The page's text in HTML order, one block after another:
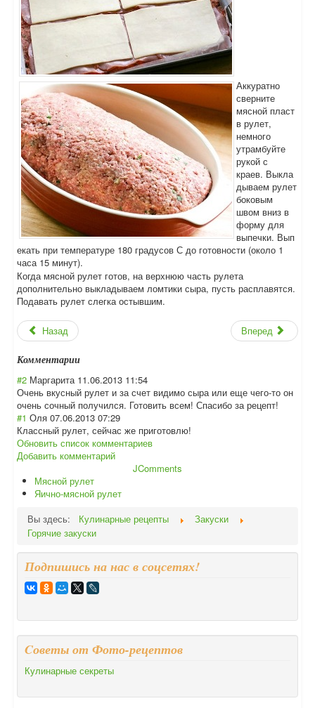
Аккуратно
сверните
мясной пласт
в рулет,
немного
утрамбуйте
рукой с
краев. Выкла
дываем рулет
боковым
швом вниз в
форму для
выпечки. Вып
екать при температуре 180 градусов С до готовности (около 1
часа 15 минут).
Когда мясной рулет готов, на верхнюю часть рулета
дополнительно выкладываем ломтики сыра, пусть расплавятся.
Подавать рулет слегка остывшим.
Назад Вперед
Комментарии
#2 Маргарита 11.06.2013 11:54
Очень вкусный рулет и за счет видимо сыра или еще чего-то он
очень сочный получился. Готовить всем! Спасибо за рецепт!
#1 Оля 07.06.2013 07:29
Классный рулет, сейчас же приготовлю!
Обновить список комментариев
Добавить комментарий
JComments
Мясной рулет
Яично-мясной рулет
Вы здесь:
Кулинарные рецепты
Закуски
Горячие закуски
Подпишись на нас в соцсетях!
Cоветы от Фото-рецептов
Кулинарные секреты